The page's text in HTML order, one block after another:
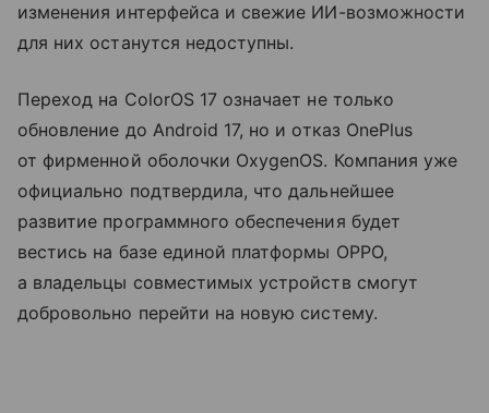
изменения интерфейса и свежие ИИ-возможности
для них останутся недоступны.
Переход на ColorOS 17 означает не только
обновление до Android 17, но и отказ OnePlus
от фирменной оболочки OxygenOS. Компания уже
официально подтвердила, что дальнейшее
развитие программного обеспечения будет
вестись на базе единой платформы OPPO,
а владельцы совместимых устройств смогут
добровольно перейти на новую систему.